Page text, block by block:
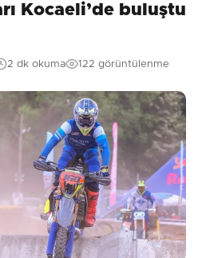
Kocaeli’de buluştu
2 dk okuma 122 görüntülenme